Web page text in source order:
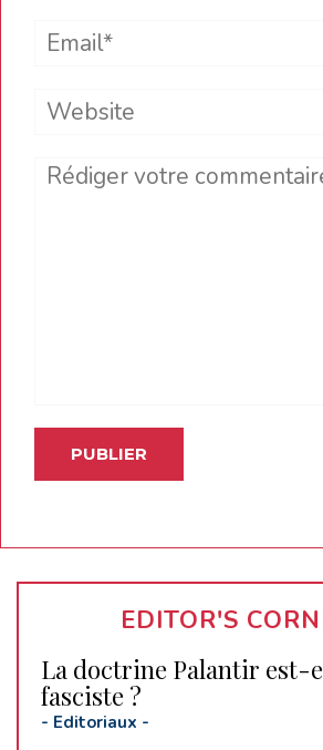
Email*
Website
Comment
EDITOR'S
La doctrine Palantir est-
fasciste ?
- Editoriaux -